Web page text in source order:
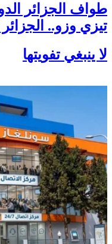
تيزي وزو..
لا ينبغي تفويتها